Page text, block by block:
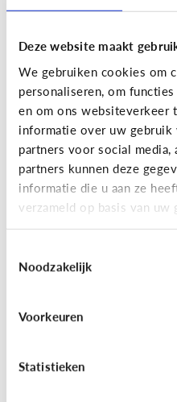
Deze website maakt
We gebruiken cookies om
personaliseren, om
en om ons websiteverkeer
informatie over uw gebruik
partners voor social media,
partners kunnen deze
informatie die u aan ze
verzameld op basis van uw
Noodzakelijk
Voorkeuren
Statistieken
Nieuws en informatie
7 tips om met je
over nieuws